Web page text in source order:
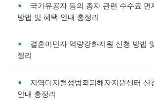
국가유공자 등의 종자 관련 수수료 면
방법 및 혜택 안내 총정리
결혼이민자 역량강화지원 신청 방법
정리
지역디지털성범죄피해자지원센터 신
안내 총정리